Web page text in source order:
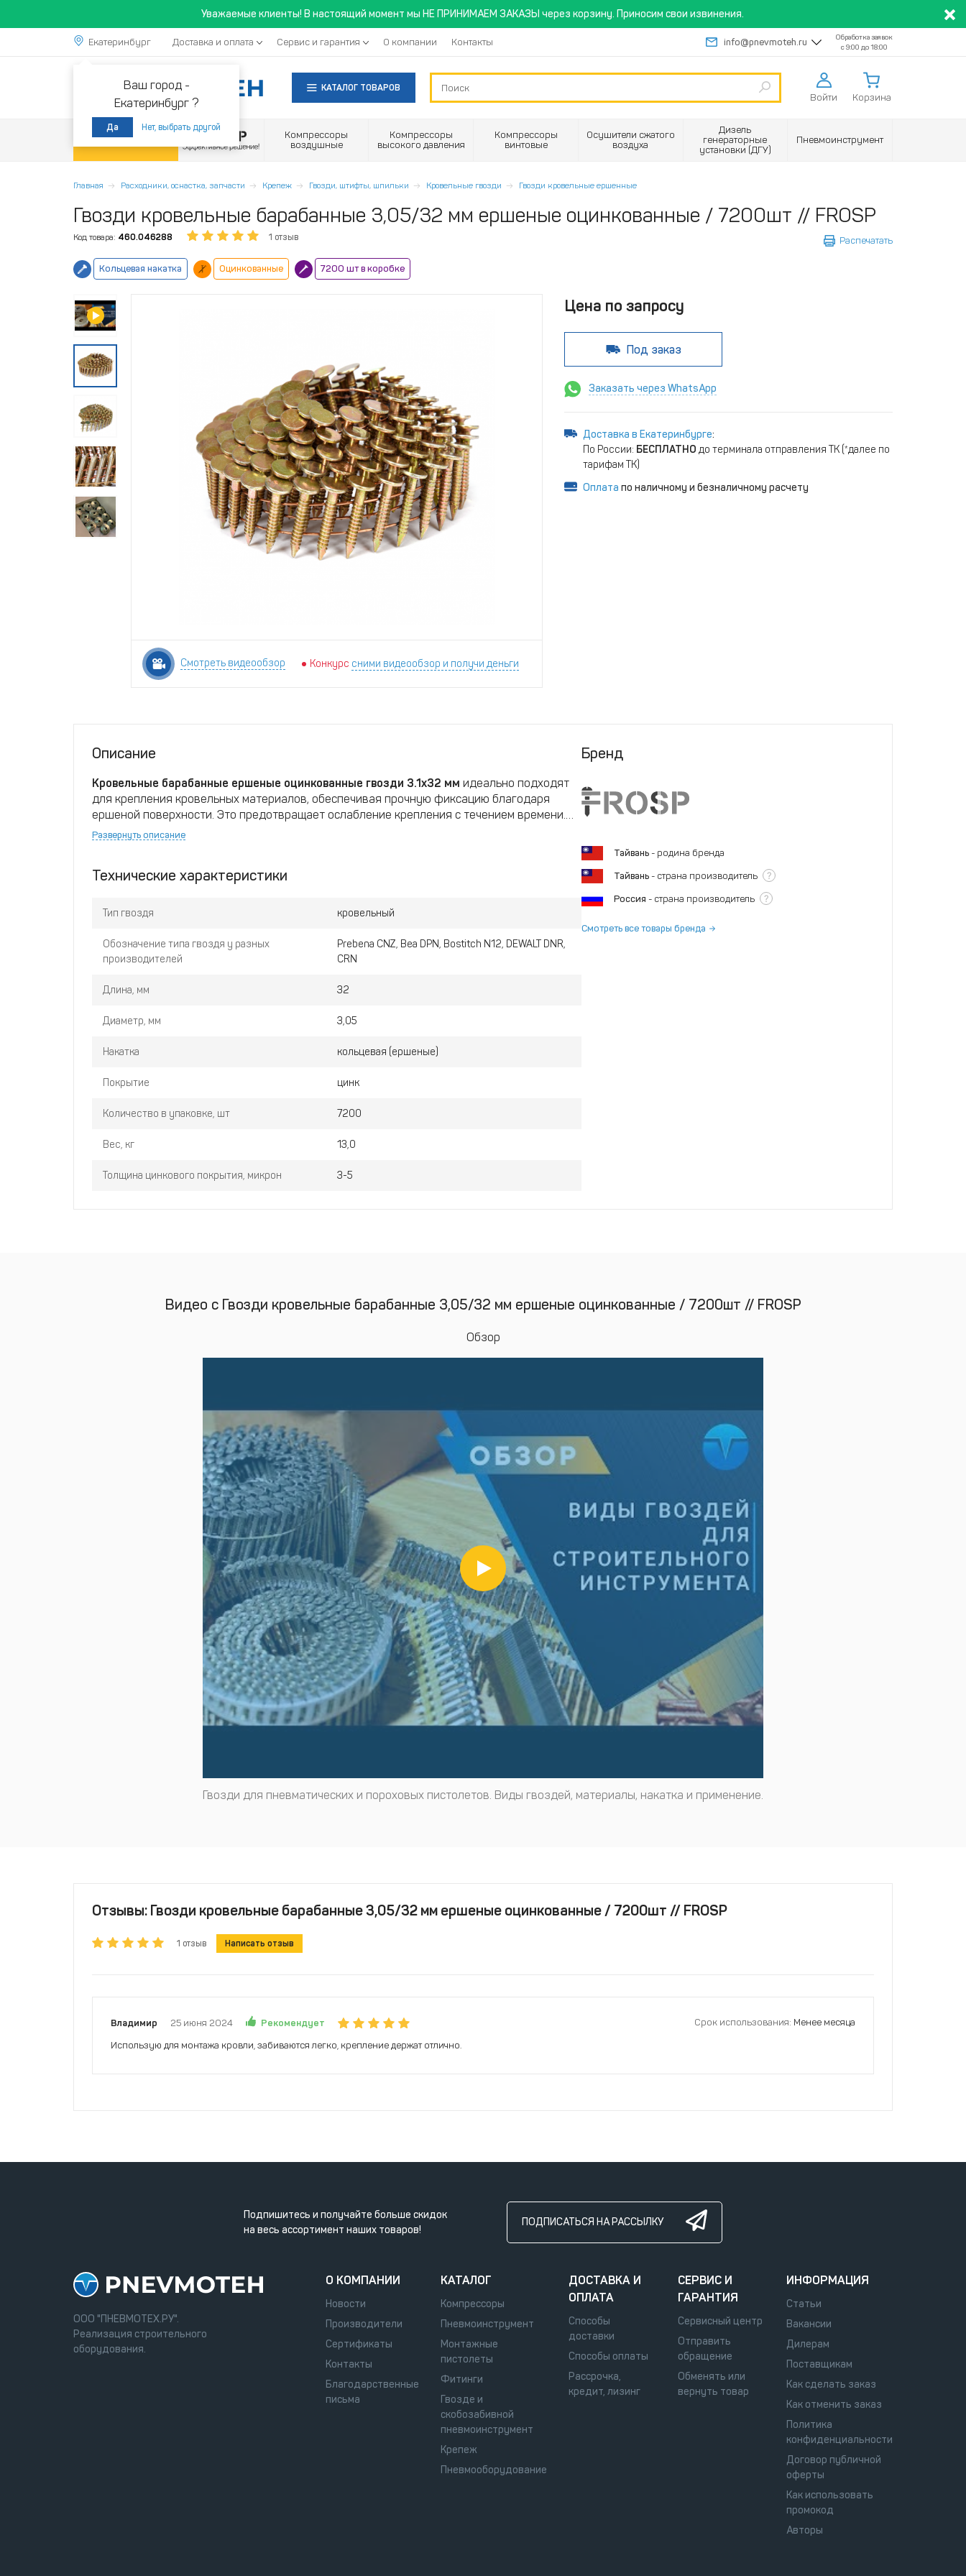
Уважаемые клиенты! В настоящий момент мы НЕ ПРИНИМАЕМ ЗАКАЗЫ через корзину. Приносим свои извинения.
Екатеринбург
Ваш город -
Екатеринбург ?
Да Нет, выбрать другой
Доставка и оплата Сервис и гарантия О компании Контакты info@pnevmoteh.ru
Обработка заявок
с 9:00 до 18:00
КАТАЛОГ ТОВАРОВ
Войти Корзина
Акции
Компрессоры
воздушные
Компрессоры
высокого давления
Компрессоры
винтовые
Осушители сжатого
воздуха
Дизель
генераторные
установки (ДГУ)
Пневмоинструмент
Главная Расходники, оснастка, запчасти Крепеж Гвозди, штифты, шпильки Кровельные гвозди Гвозди кровельные ершенные
Гвозди кровельные барабанные 3,05/32 мм ершеные оцинкованные / 7200шт // FROSP
Код товара: 460.046288 1 отзыв Распечатать
Кольцевая накатка Оцинкованные 7200 шт в коробке
Смотреть видеообзор Конкурс сними видеообзор и получи деньги
Цена по запросу
Под заказ
Заказать через WhatsApp
Доставка в Екатеринбурге:
По России: БЕСПЛАТНО до терминала отправления ТК (*далее по
тарифам ТК)
Оплата по наличному и безналичному расчету
Описание
Кровельные барабанные ершеные оцинкованные гвозди 3.1x32 мм идеально подходят
для крепления кровельных материалов, обеспечивая прочную фиксацию благодаря
ершеной поверхности. Это предотвращает ослабление крепления с течением времени.
Оцинкованное покрытие защищает гвозди от коррозии, что особенно важно при
широко применяются в строительстве для долговечных и надёжных кровельных
Развернуть описание
Технические характеристики
Тип гвоздя кровельный
Обозначение типа гвоздя у разных
производителей
Prebena CNZ, Bea DPN, Bostitch N12, DEWALT DNR,
CRN
Длина, мм 32
Диаметр, мм 3,05
Накатка кольцевая (ершеные)
Покрытие цинк
Количество в упаковке, шт 7200
Вес, кг 13,0
Толщина цинкового покрытия, микрон 3-5
Бренд
Тайвань - родина бренда
Тайвань - страна производитель ?
Россия - страна производитель ?
Смотреть все товары бренда
Видео с Гвозди кровельные барабанные 3,05/32 мм ершеные оцинкованные / 7200шт // FROSP
Обзор
Гвозди для пневматических и пороховых пистолетов. Виды гвоздей, материалы, накатка и применение.
Отзывы: Гвозди кровельные барабанные 3,05/32 мм ершеные оцинкованные / 7200шт // FROSP
1 отзыв Написать отзыв
Владимир 25 июня 2024 Рекомендует Срок использования: Менее месяца
Использую для монтажа кровли, забиваются легко, крепление держат отлично.
Подпишитесь и получайте больше скидок
на весь ассортимент наших товаров!
ПОДПИСАТЬСЯ НА РАССЫЛКУ
ООО "ПНЕВМОТЕХ.РУ".
Реализация строительного
оборудования.
О КОМПАНИИ
Новости
Производители
Сертификаты
Контакты
Благодарственные
письма
КАТАЛОГ
Компрессоры
Пневмоинструмент
Монтажные
пистолеты
Фитинги
Гвозде и
скобозабивной
пневмоинструмент
Крепеж
Пневмооборудование
ДОСТАВКА И
ОПЛАТА
Способы
доставки
Способы оплаты
Рассрочка,
кредит, лизинг
СЕРВИС И
ГАРАНТИЯ
Сервисный центр
Отправить
обращение
Обменять или
вернуть товар
ИНФОРМАЦИЯ
Статьи
Вакансии
Дилерам
Поставщикам
Как сделать заказ
Как отменить заказ
Политика
конфиденциальности
Договор публичной
оферты
Как использовать
промокод
Авторы